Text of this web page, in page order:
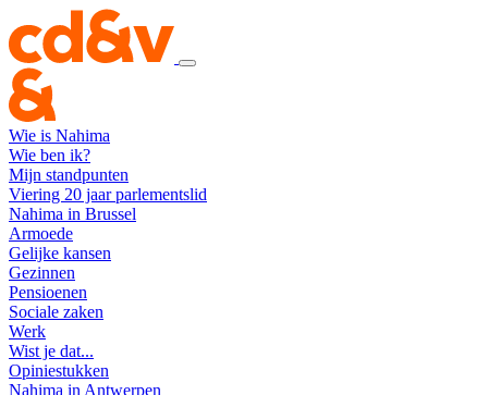
Wie is Nahima
Wie ben ik?
Mijn standpunten
Viering 20 jaar parlementslid
Nahima in Brussel
Armoede
Gelijke kansen
Gezinnen
Pensioenen
Sociale zaken
Werk
Wist je dat...
Opiniestukken
Nahima in Antwerpen